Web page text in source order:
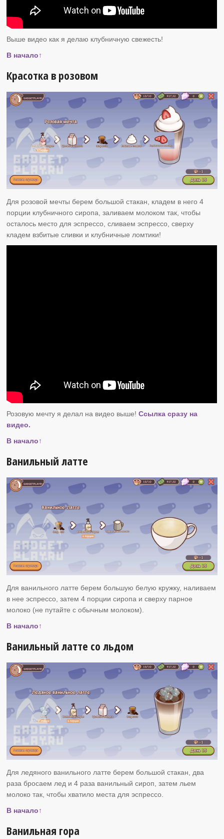
Выше видео как я делаю клубничную свежесть!
В начало↑
Красотка в розовом
Для розовой мечты берем большой стакан, кладем в него 4
порции клубничного сиропа, заливаем молоком так, чтобы
осталось место для эспрессо, сливаем эспрессо, сверху
кладем взбитые сливки и клубничные ломтики!
Розовую мечту я делал на видео выше!Ссылка сразу на
видео.
В начало↑
Ванильный латте
Для ванильного латте берем большую белую кружку, наливаем
в нее эспрессо, затем 4 порции сиропа и сверху парное
молоко (не путайте с обычным молоком).
В начало↑
Ванильный латте со льдом
Для ледяного ванильного латте берем большой стакан, два
раза бросаем лед и 4 раза ванильный сироп, затем льем
молоко так, чтобы хватило места для эспрессо.
В начало↑
Ванильная гора